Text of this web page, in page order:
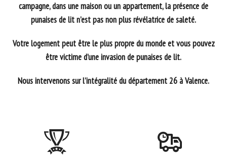
campagne, dans une maison ou un appartement, la présence de
punaises de lit n’est pas non plus révélatrice de saleté.
Votre logement peut être le plus propre du monde et vous pouvez
être victime d’une invasion de punaises de lit.
Nous intervenons sur l’intégralité du département 26 à Valence.